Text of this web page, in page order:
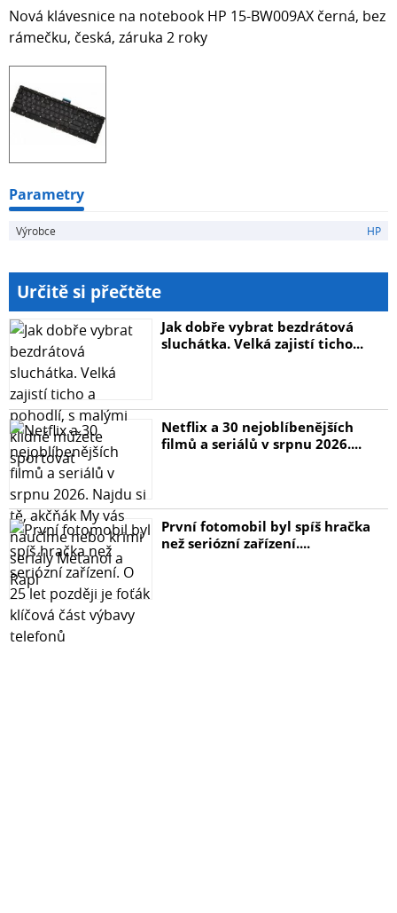
Nová klávesnice na notebook HP 15-BW009AX černá, bez
rámečku, česká, záruka 2 roky
Parametry
Výrobce HP
Určitě si přečtěte
Jak dobře vybrat bezdrátová
sluchátka. Velká zajistí ticho...
Netflix a 30 nejoblíbenějších
filmů a seriálů v srpnu 2026....
První fotomobil byl spíš hračka
než seriózní zařízení....